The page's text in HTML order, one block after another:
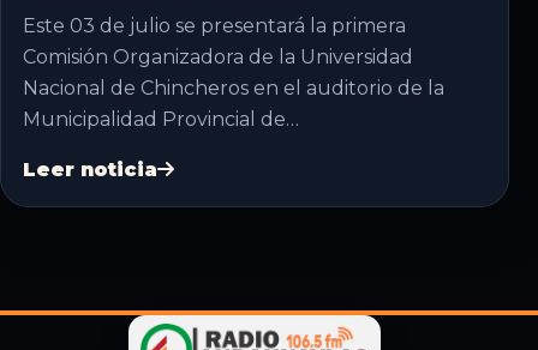
Este 03 de julio se presentará la primera
Comisión Organizadora de la Universidad
Nacional de Chincheros en el auditorio de la
Municipalidad Provincial de…
Leer noticia